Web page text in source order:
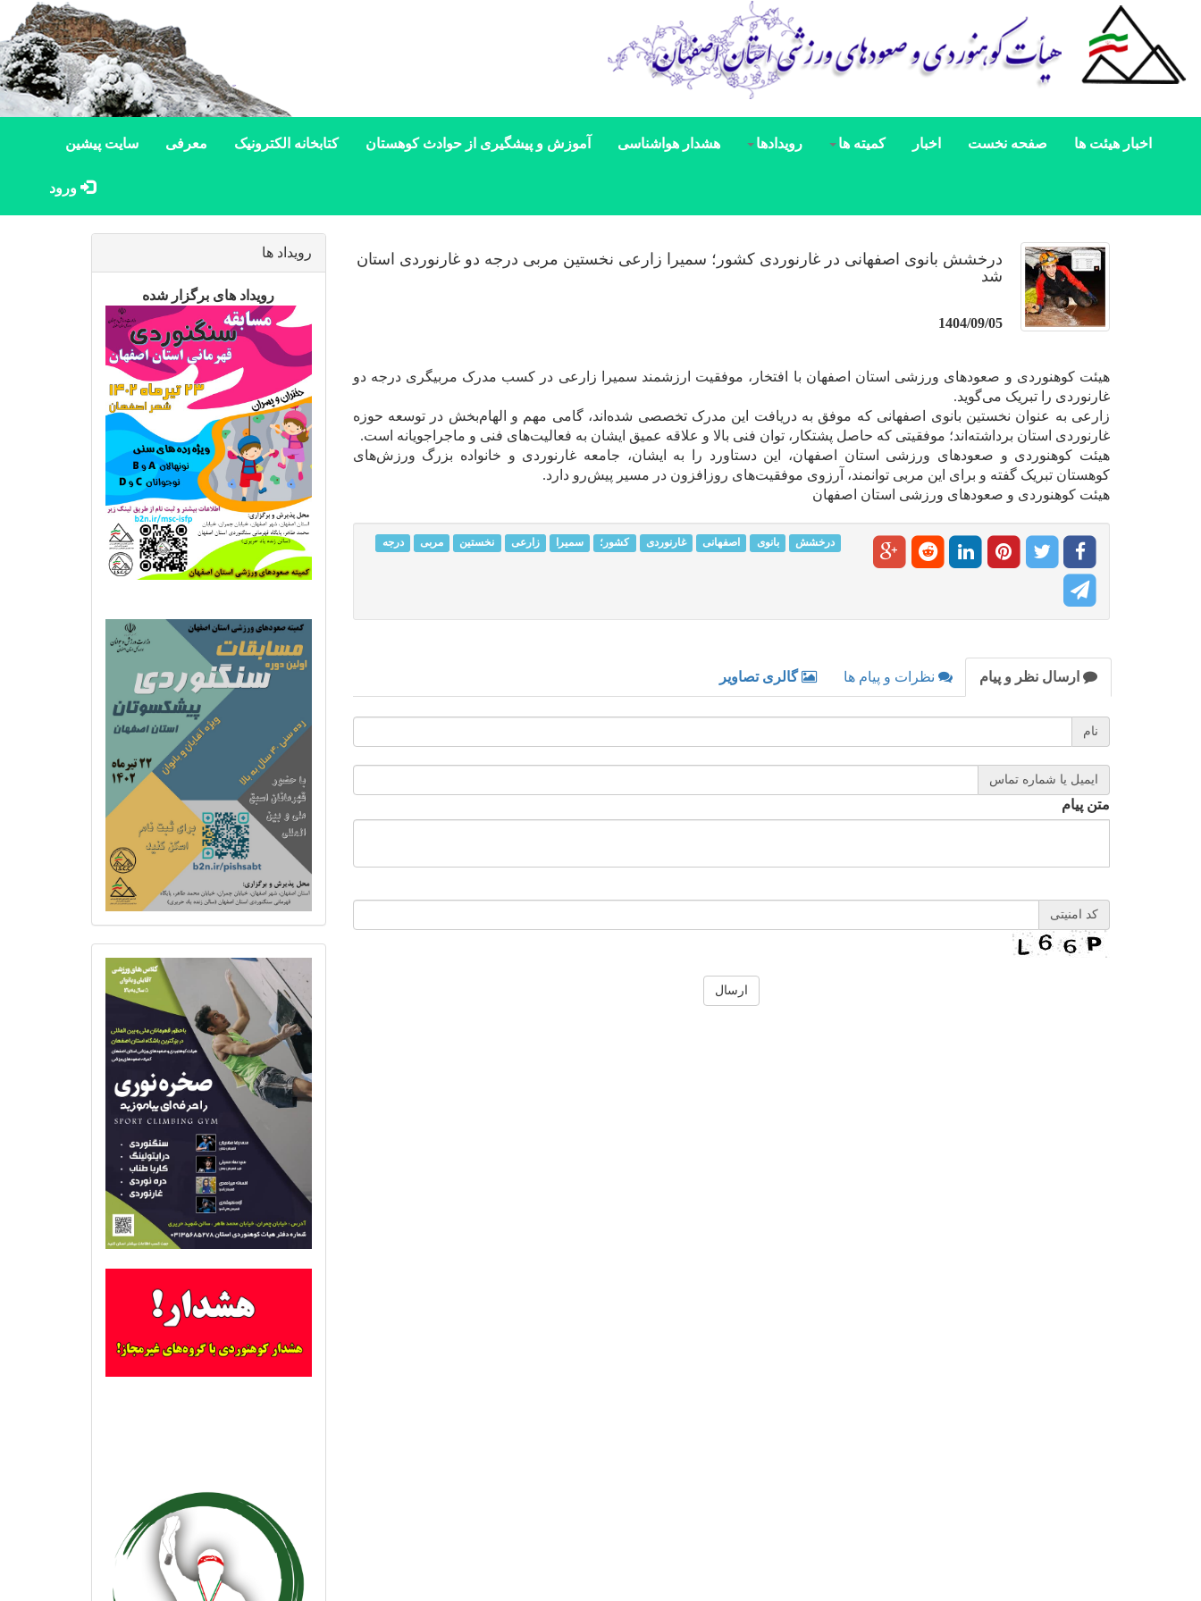
اخبار هیئت ها صفحه نخست اخبار کمیته ها رویدادها هشدار هواشناسی آموزش و پیشگیری از حوادث کوهستان کتابخانه الکترونیک معرفی سایت پیشین
ورود
درخشش بانوی اصفهانی در غارنوردی کشور؛ سمیرا زارعی نخستین مربی درجه‌ دو غارنوردی استان
شد
1404/09/05
هیئت کوهنوردی و صعودهای ورزشی استان اصفهان با افتخار، موفقیت ارزشمند سمیرا زارعی در کسب مدرک مربیگری درجه‌ دو
غارنوردی را تبریک می‌گوید.
زارعی به عنوان نخستین بانوی اصفهانی که موفق به دریافت این مدرک تخصصی شده‌اند، گامی مهم و الهام‌بخش در توسعه حوزه
غارنوردی استان برداشته‌اند؛ موفقیتی که حاصل پشتکار، توان فنی بالا و علاقه عمیق ایشان به فعالیت‌های فنی و ماجراجویانه است.
هیئت کوهنوردی و صعودهای ورزشی استان اصفهان، این دستاورد را به ایشان، جامعه غارنوردی و خانواده بزرگ ورزش‌های
کوهستان تبریک گفته و برای این مربی توانمند، آرزوی موفقیت‌های روزافزون در مسیر پیش‌رو دارد.
هیئت کوهنوردی و صعودهای ورزشی استان اصفهان
درخشش بانوی اصفهانی غارنوردی کشور؛ سمیرا زارعی نخستین مربی درجه‌
ارسال نظر و پیام نظرات و پیام ها گالری تصاویر
نام
ایمیل یا شماره تماس
متن پیام
کد امنیتی
رویداد ها
رویداد های برگزار شده